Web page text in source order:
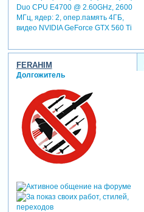
Duo CPU E4700 @ 2.60GHz, 2600
МГц, ядер: 2, опер.память 4ГБ,
видео NVIDIA GeForce GTX 560 Ti
FERAHIM
Долгожитель